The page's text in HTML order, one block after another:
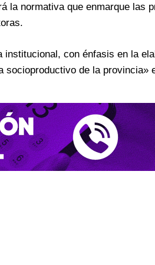
la normativa que enmarque las
con énfasis en la
socioproductivo de la provincia»